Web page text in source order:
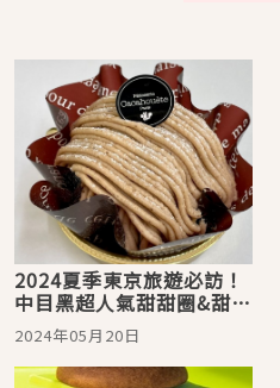
2024夏季東京旅遊必訪！
中目黑超人氣甜甜圈&甜點
店推薦7選
2024年05月20日